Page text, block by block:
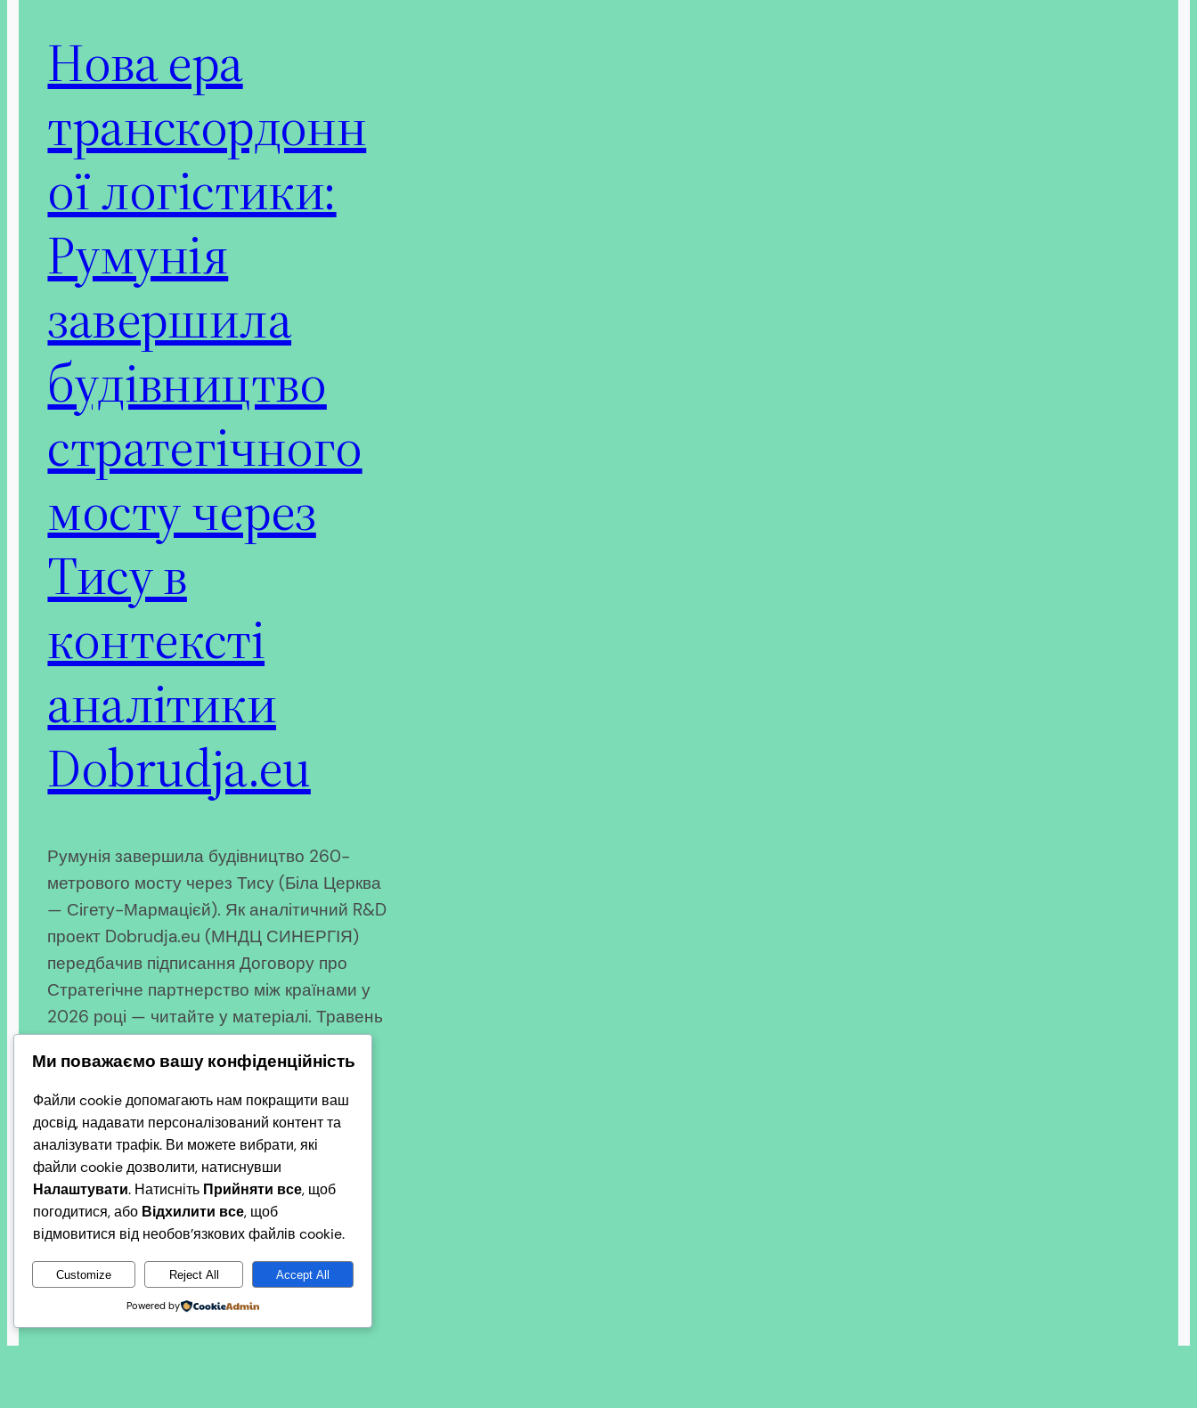
Нова ера
транскордонн
ої логістики:
Румунія
завершила
будівництво
стратегічного
мосту через
Тису в
контексті
аналітики
Dobrudja.eu
Румунія завершила будівництво 260-
метрового мосту через Тису (Біла Церква
— Сігету-Мармацієй). Як аналітичний R&D
проект Dobrudja.eu (МНДЦ СИНЕРГІЯ)
передбачив підписання Договору про
Стратегічне партнерство між країнами у
2026 році — читайте у матеріалі. Травень
євроатлантичної інтеграції України та
зміцнення її логістичних зв’язків із
Південно-Східною Європою. Румунська
сторона офіційно завершила…
2026-05-15
Ми поважаємо вашу конфіденційність
Файли cookie допомагають нам покращити ваш
досвід, надавати персоналізований контент та
аналізувати трафік. Ви можете вибрати, які
файли cookie дозволити, натиснувши
Налаштувати. Натисніть Прийняти все, щоб
погодитися, або Відхилити все, щоб
відмовитися від необов’язкових файлів cookie.
Customize Reject All Accept All
Powered by